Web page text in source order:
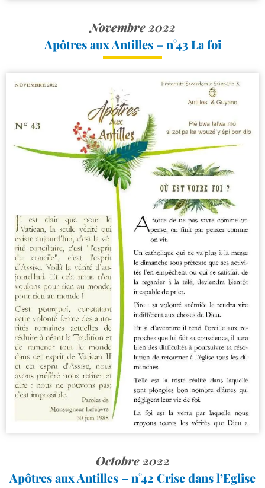
Novembre 2022
Apôtres aux Antilles – n°43 La foi
Octobre 2022
Apôtres aux Antilles – n°42 Crise dans l’Eglise